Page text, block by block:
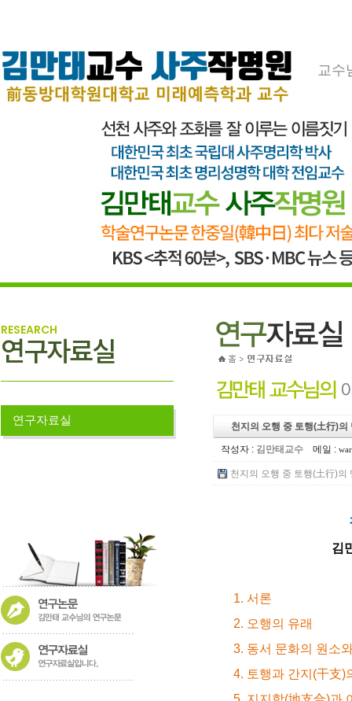
교수
RESEARCH
연구자료실
연구자료실 천지의 오행 중 토행(土行)의
작성자 : 김만태교수 메일 :
천지의 오행 중 토행(土行)
김
1. 서론
2. 오행의 유래
3. 동서 문화의 원소
4. 토행과 간지(干支)